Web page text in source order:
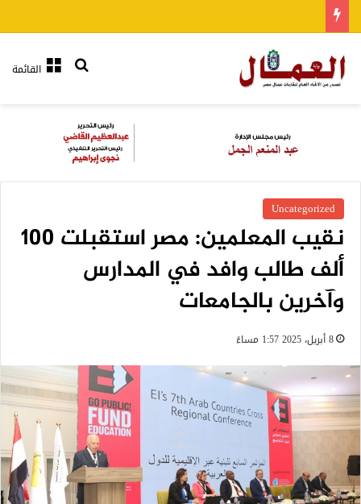
القائمةبحث عن
Uncategorized
نقيب المعلمين: مصر استقبلت 100
ألف طالب وافد في المدارس
وآخرين بالجامعات
8 أبريل، 2025 1:57 مساءً